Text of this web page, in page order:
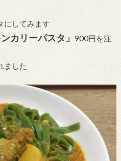
にしてみます
ンカリーパスタ」 900円を注
ました